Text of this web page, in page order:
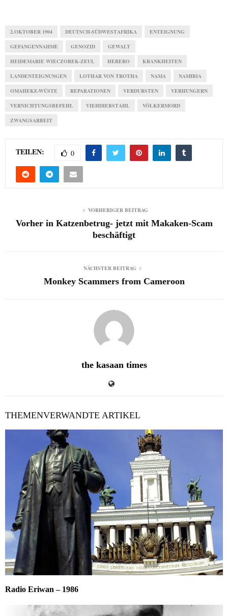
2.OKTOBER 1904 DEUTSCH-SÜDWESTAFRIKA ENTEIGNUNG
GEFANGENNAHME GENOZID GEWALT
HEIDEMARIE WIECZOREK-ZEUL HERERO KRANKHEITEN
LANDENTEIGNUNGEN LOTHAR VON TROTHA NAMA NAMIBIA
OMAHEKE-WÜSTE REPARATIONEN VERDURSTEN VERHUNGERN
VERNICHTUNGSBEFEHL VIEHDIEBSTAHL VÖLKERMORD
ZWANGSARBEIT
TEILEN: 0
VORHERIGER BEITRAG
Vorher in Katzenbetrug- jetzt mit Makaken-Scam
beschäftigt
NÄCHSTER BEITRAG
Monkey Scammers from Cameroon
the kasaan times
THEMENVERWANDTE ARTIKEL
Radio Eriwan – 1986